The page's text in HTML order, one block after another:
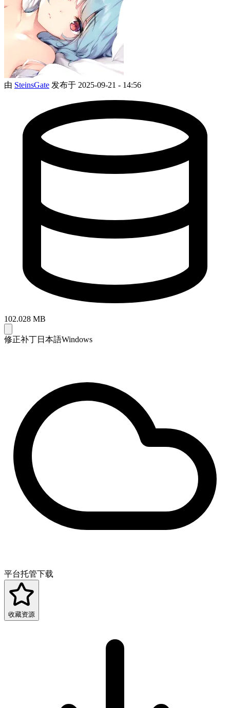
由 SteinsGate 发布于 2025-09-21 - 14:56
102.028 MB
修正补丁日本語Windows
平台托管下载
收藏资源